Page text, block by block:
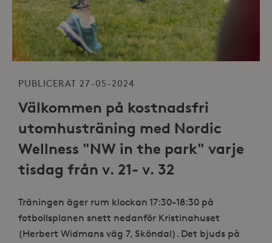
PUBLICERAT 27-05-2024
Välkommen på kostnadsfri
utomhusträning med Nordic
Wellness "NW in the park" varje
tisdag från v. 21- v. 32
Träningen äger rum klockan 17:30-18:30 på
fotbollsplanen snett nedanför Kristinahuset
(Herbert Widmans väg 7, Sköndal). Det bjuds på